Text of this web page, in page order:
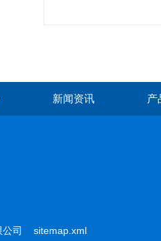
新闻资讯 产
公司 sitemap.xml